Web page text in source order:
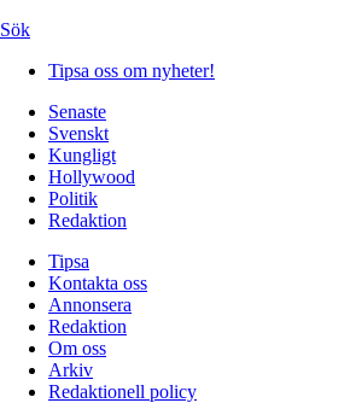
Sök
Tipsa oss om nyheter!
Senaste
Svenskt
Kungligt
Hollywood
Politik
Redaktion
Tipsa
Kontakta oss
Annonsera
Redaktion
Om oss
Arkiv
Redaktionell policy